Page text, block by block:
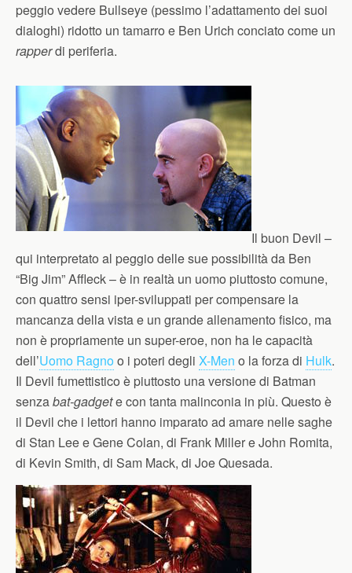
peggio vedere Bullseye (pessimo l’adattamento dei suoi
dialoghi) ridotto un tamarro e Ben Urich conciato come un
rapperdi periferia.
Il buon Devil –
qui interpretato al peggio delle sue possibilità da Ben
“Big Jim” Affleck – è in realtà un uomo piuttosto comune,
con quattro sensi iper-sviluppati per compensare la
mancanza della vista e un grande allenamento fisico, ma
non è propriamente un super-eroe, non ha le capacità
dell’Uomo Ragnoo i poteri degli X-Men o la forza di Hulk.
Il Devil fumettistico è piuttosto una versione di Batman
senzabat-gadgete con tanta malinconia in più. Questo è
il Devil che i lettori hanno imparato ad amare nelle saghe
di Stan Lee e Gene Colan, di Frank Miller e John Romita,
di Kevin Smith, di Sam Mack, di Joe Quesada.